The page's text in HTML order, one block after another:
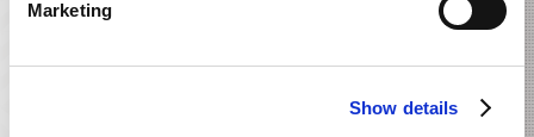
Marketing
Show details